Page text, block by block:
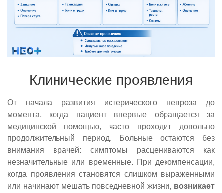
Клинические проявления
От начала развития истерического невроза до
момента, когда пациент впервые обращается за
медицинской помощью, часто проходит довольно
продолжительный период. Больные остаются без
внимания врачей: симптомы расцениваются как
незначительные или временные. При декомпенсации,
когда проявления становятся слишком выраженными
или начинают мешать повседневной жизни, возникает